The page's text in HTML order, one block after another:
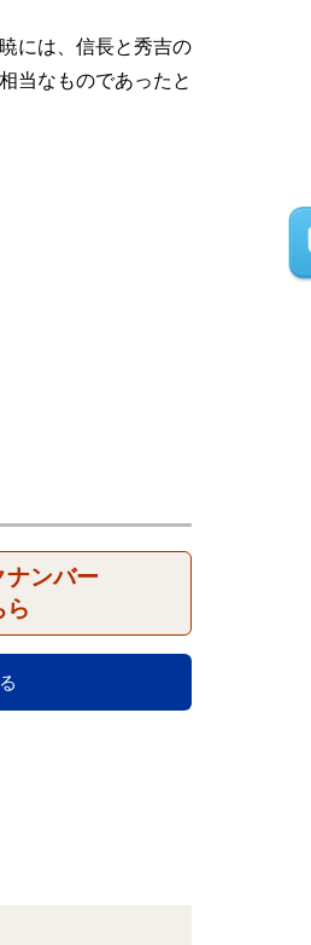
には、信長と秀吉の
当なものであったと
ナンバー
ら